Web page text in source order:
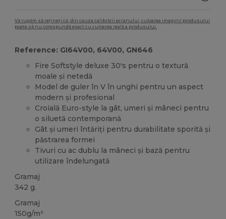
Vă rugăm să rețineți că, din cauza calibrării ecranului, culoarea imaginii produsului
poate să nu corespundă exact cu culoarea reală a produsului.
Reference: GI64V00, 64V00, GN646
Fire Softstyle deluxe 30's pentru o textură
moale și netedă
Model de guler în V în unghi pentru un aspect
modern și profesional
Croială Euro-style la gât, umeri și mâneci pentru
o siluetă contemporană
Gât și umeri întăriți pentru durabilitate sporită și
păstrarea formei
Tivuri cu ac dublu la mâneci și bază pentru
utilizare îndelungată
Gramaj
342 g.
Gramaj
150g/m²